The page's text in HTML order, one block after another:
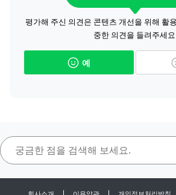
평가해 주신 의견은 콘텐츠 개선을 위해 활
중한 의견을 들려주세
예